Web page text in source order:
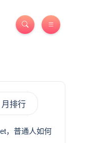
月排行
，普通人如何